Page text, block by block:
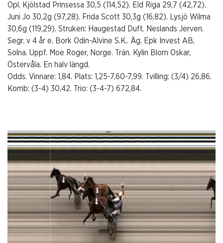
Opl. Kjölstad Prinsessa 30,5 (114,52). Eld Riga 29,7 (42,72).
Juni Jo 30,2g (97,28). Frida Scott 30,3g (16,82). Lysjö Wilma
30,6g (119,29). Struken: Haugestad Duft. Neslands Jerven.
Segr. v 4 år e. Bork Odin-Alvine S.K.. Äg. Epk Invest AB,
Solna. Uppf. Moe Roger, Norge. Trän. Kylin Blom Oskar,
Östervåla. En halv längd.
Odds. Vinnare: 1,84. Plats: 1,25-7,60-7,99. Tvilling: (3/4) 26,86.
Komb: (3-4) 30,42. Trio: (3-4-7) 672,84.